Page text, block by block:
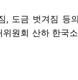
, 도금 벗겨짐 등
원회 산하 한국